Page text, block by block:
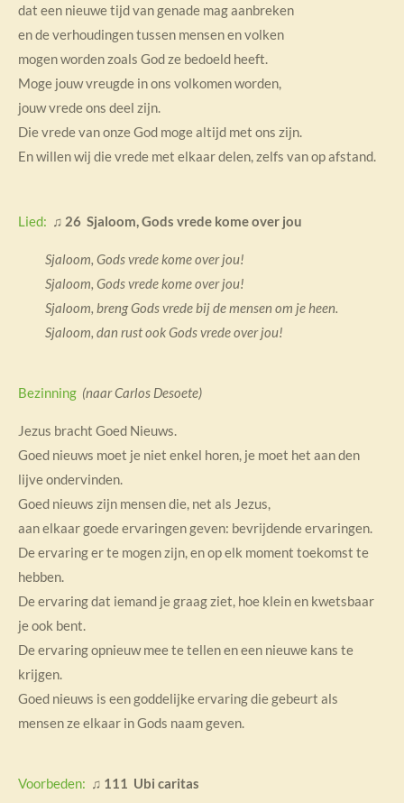
dat een nieuwe tijd van genade mag aanbreken
en de verhoudingen tussen mensen en volken
mogen worden zoals God ze bedoeld heeft.
Moge jouw vreugde in ons volkomen worden,
jouw vrede ons deel zijn.
Die vrede van onze God moge altijd met ons zijn.
En willen wij die vrede met elkaar delen, zelfs van op afstand.
Lied: ♫ 26 Sjaloom, Gods vrede kome over jou
Sjaloom, Gods vrede kome over jou!
Sjaloom, Gods vrede kome over jou!
Sjaloom, breng Gods vrede bij de mensen om je heen.
Sjaloom, dan rust ook Gods vrede over jou!
Bezinning (naar Carlos Desoete)
Jezus bracht Goed Nieuws.
Goed nieuws moet je niet enkel horen, je moet het aan den
lijve ondervinden.
Goed nieuws zijn mensen die, net als Jezus,
aan elkaar goede ervaringen geven: bevrijdende ervaringen.
De ervaring er te mogen zijn, en op elk moment toekomst te
hebben.
De ervaring dat iemand je graag ziet, hoe klein en kwetsbaar
je ook bent.
De ervaring opnieuw mee te tellen en een nieuwe kans te
krijgen.
Goed nieuws is een goddelijke ervaring die gebeurt als
mensen ze elkaar in Gods naam geven.
Voorbeden: ♫ 111 Ubi caritas